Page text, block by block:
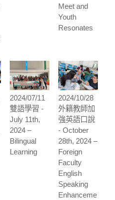
Meet and
Youth
Resonates
2024/07/11
雙語學習 -
July 11th,
2024 –
Bilingual
Learning
2024/10/28
外籍教師加
強英語口說
- October
28th, 2024 –
Foreign
Faculty
English
Speaking
Enhanceme